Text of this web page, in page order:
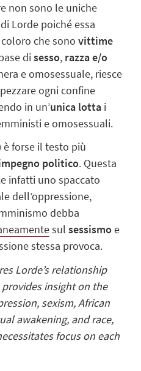
non sono le uniche
Lorde poiché essa
che sono vittime
disesso, razza e/o
e omosessuale, riesce
ogni confine
in un’unica lotta i
e omosessuali.
è forse il testo più
politico. Questa
infatti uno spaccato
dell’oppressione,
debba
sul sessismoe
stessa provoca.
Lorde’s relationship
insight on the
sexism, African
awakening, and race,
focus on each